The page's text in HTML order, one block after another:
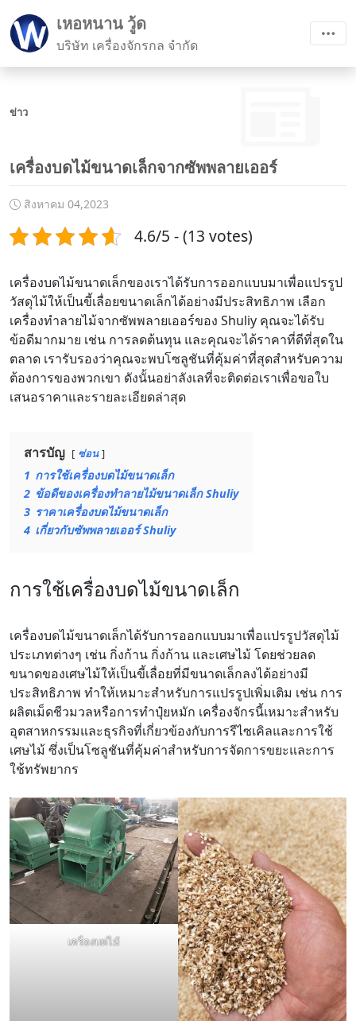
เหอหนาน วู้ด
บริษัท เครื่องจักรกล จำกัด
ข่าว
เครื่องบดไม้ขนาดเล็กจากซัพพลายเออร์
สิงหาคม 04,2023
4.6/5 - (13 votes)
เครื่องบดไม้ขนาดเล็กของเราได้รับการออกแบบมาเพื่อแปรรูป
วัสดุไม้ให้เป็นขี้เลื่อยขนาดเล็กได้อย่างมีประสิทธิภาพ เลือก
เครื่องทำลายไม้จากซัพพลายเออร์ของ Shuliy คุณจะได้รับ
ข้อดีมากมาย เช่น การลดต้นทุน และคุณจะได้ราคาที่ดีที่สุดใน
ตลาด เรารับรองว่าคุณจะพบโซลูชันที่คุ้มค่าที่สุดสำหรับความ
ต้องการของพวกเขา ดังนั้นอย่าลังเลที่จะติดต่อเราเพื่อขอใบ
เสนอราคาและรายละเอียดล่าสุด
สารบัญ ซ่อน
1 การใช้เครื่องบดไม้ขนาดเล็ก
2 ข้อดีของเครื่องทำลายไม้ขนาดเล็ก Shuliy
3 ราคาเครื่องบดไม้ขนาดเล็ก
4 เกี่ยวกับซัพพลายเออร์ Shuliy
การใช้เครื่องบดไม้ขนาดเล็ก
เครื่องบดไม้ขนาดเล็กได้รับการออกแบบมาเพื่อแปรรูปวัสดุไม้
ประเภทต่างๆ เช่น กิ่งก้าน กิ่งก้าน และเศษไม้ โดยช่วยลด
ขนาดของเศษไม้ให้เป็นขี้เลื่อยที่มีขนาดเล็กลงได้อย่างมี
ประสิทธิภาพ ทำให้เหมาะสำหรับการแปรรูปเพิ่มเติม เช่น การ
ผลิตเม็ดชีวมวลหรือการทำปุ๋ยหมัก เครื่องจักรนี้เหมาะสำหรับ
อุตสาหกรรมและธุรกิจที่เกี่ยวข้องกับการรีไซเคิลและการใช้
เศษไม้ ซึ่งเป็นโซลูชันที่คุ้มค่าสำหรับการจัดการขยะและการ
ใช้ทรัพยากร
เครื่องบดไม้